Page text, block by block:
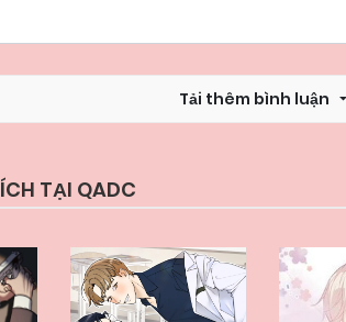
Tải thêm bình luận
TẠI QADC